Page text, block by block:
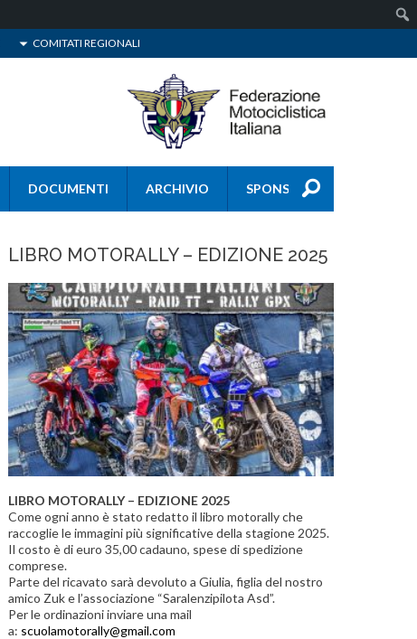
COMITATI REGIONALI
DOCUMENTI ARCHIVIO SPONSOR
LIBRO MOTORALLY – EDIZIONE 2025
LIBRO MOTORALLY – EDIZIONE 2025
Come ogni anno è stato redatto il libro motorally che
raccoglie le immagini più significative della stagione 2025.
Il costo è di euro 35,00 cadauno, spese di spedizione
comprese.
Parte del ricavato sarà devoluto a Giulia, figlia del nostro
amico Zuk e l’associazione “Saralenzipilota Asd”.
Per le ordinazioni inviare una mail
a: scuolamotorally@gmail.com